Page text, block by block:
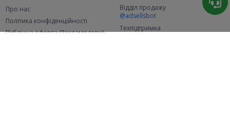
Про нас
Політика конфіденційності
Публічна оферта (Рекламодавці)
Відділ продажу
@adsellsbot
Техпідтримка